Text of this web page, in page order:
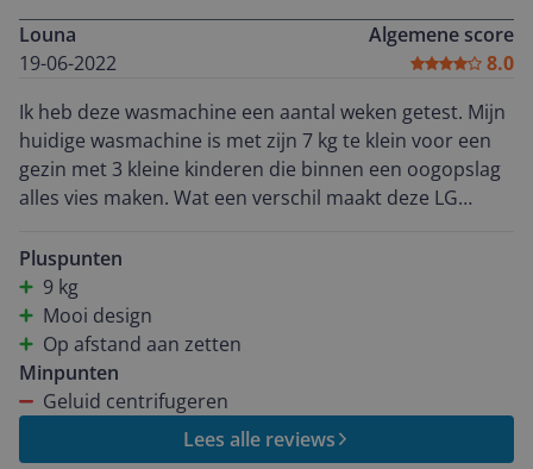
blij met deze wasmachine!
Louna
19-06-2022
Algemene score
8.0
Ik heb deze wasmachine een aantal weken getest. Mijn
huidige wasmachine is met zijn 7 kg te klein voor een
gezin met 3 kleine kinderen die binnen een oogopslag
alles vies maken. Wat een verschil maakt deze LG
toch aardig wat wasjes in de week. Het design vind ik
ook stoer en modern met dat donkere glas. Wel zou
het fijn zijn geweest als je binnen een lichtbron had om
te zien wat er gebeurt. Op je telefoon kun je via de app
bekijken wanneer je wasjes klaar zijn en kan je het
apparaat op afstand aanzetten. Best handig als je zoals
ik vaak vergeet om de wasmachine aan te zetten. De
wasjes komen schoner en droger uit de LG
Pluspunten
9 kg
Mooi design
Op afstand aan zetten
Minpunten
Geluid centrifugeren
Lees alle reviews